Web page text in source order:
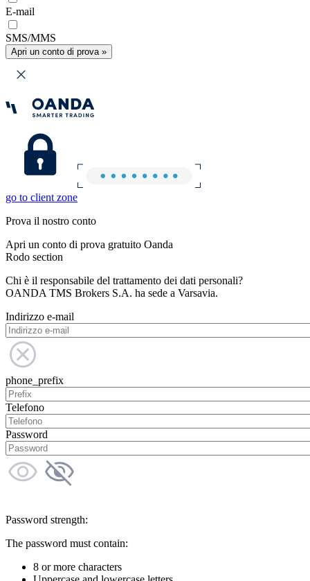
E-mail
SMS/MMS
Apri un conto di prova »
go to client zone
Prova il nostro conto
Apri un conto di prova gratuito Oanda
Rodo section
Chi è il responsabile del trattamento dei dati personali?
OANDA TMS Brokers S.A. ha sede a Varsavia.
Indirizzo e-mail
phone_prefix
Telefono
Password
Password strength:
The password must contain:
8 or more characters